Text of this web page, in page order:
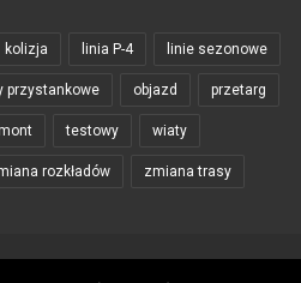
kolizja linia P-4 linie sezonowe
przystankowe objazd przetarg
testowy wiaty
rozkładów zmiana trasy